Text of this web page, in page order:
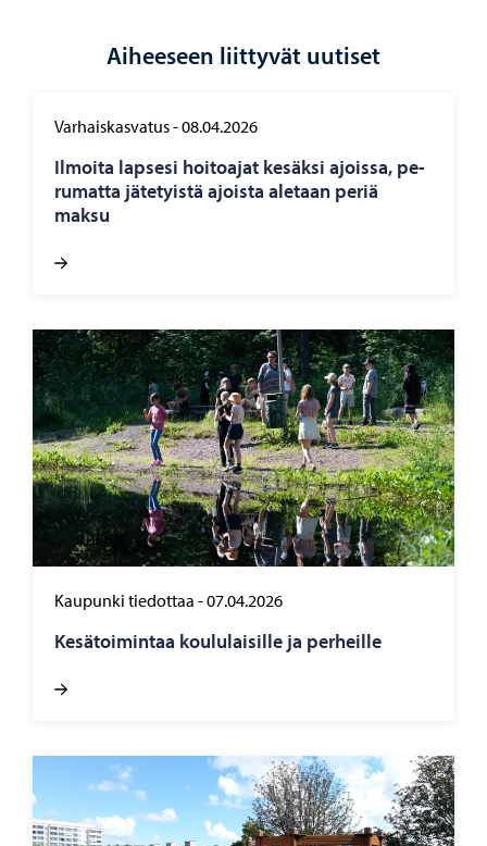
Aiheeseen liittyvät uutiset
Varhaiskasvatus-08.04.2026
Il­moi­ta lap­se­si hoi­toa­jat ke­säk­si ajois­sa, pe­
ru­mat­ta jä­te­tyis­tä ajois­ta ale­taan periä
maksu
Kaupunki tiedottaa -07.04.2026
Ke­sä­toi­min­taa kou­lu­lai­sil­le ja per­heil­le